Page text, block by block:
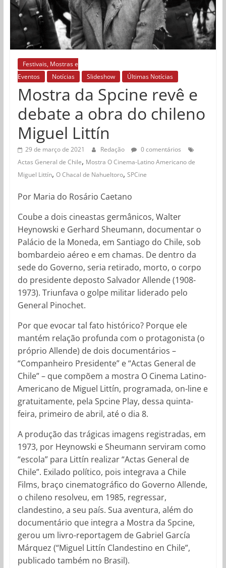
Festivais, Mostras e
Eventos
Notícias Slideshow Últimas Notícias
Mostra da Spcine revê e
debate a obra do chileno
Miguel Littín
29 de março de 2021 Redação
0 comentários
Actas General de Chile, Mostra O Cinema-Latino Americano de
Miguel Littín, O Chacal de Nahueltoro, SPCine
Por Maria do Rosário Caetano
Coube a dois cineastas germânicos, Walter
Heynowski e Gerhard Sheumann, documentar o
Palácio de la Moneda, em Santiago do Chile, sob
bombardeio aéreo e em chamas. De dentro da
sede do Governo, seria retirado, morto, o corpo
do presidente deposto Salvador Allende (1908-
1973). Triunfava o golpe militar liderado pelo
General Pinochet.
Por que evocar tal fato histórico? Porque ele
mantém relação profunda com o protagonista (o
próprio Allende) de dois documentários –
“Companheiro Presidente” e “Actas General de
Chile” – que compõem a mostra O Cinema Latino-
Americano de Miguel Littín, programada, on-line e
gratuitamente, pela Spcine Play, dessa quinta-
feira, primeiro de abril, até o dia 8.
A produção das trágicas imagens registradas, em
1973, por Heynowski e Sheumann serviram como
“escola” para Littín realizar “Actas General de
Chile”. Exilado político, pois integrava a Chile
Films, braço cinematográfico do Governo Allende,
o chileno resolveu, em 1985, regressar,
clandestino, a seu país. Sua aventura, além do
documentário que integra a Mostra da Spcine,
gerou um livro-reportagem de Gabriel García
Márquez (“Miguel Littín Clandestino en Chile”,
publicado também no Brasil).